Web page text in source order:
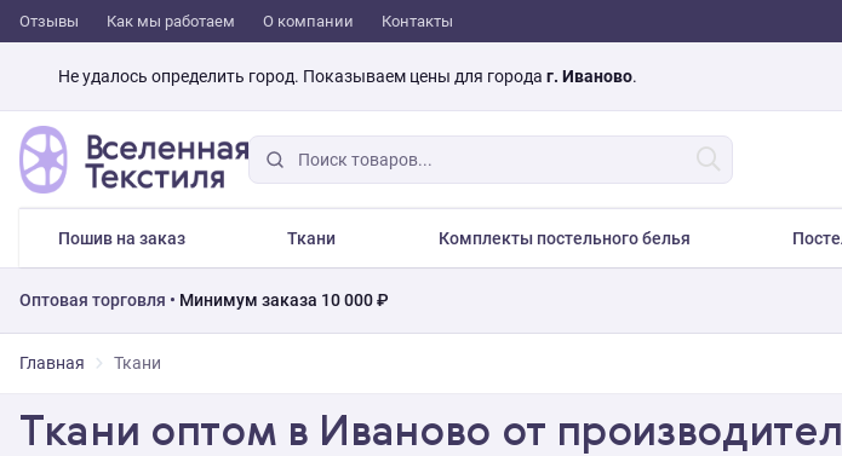
Отзывы Как мы работаем О компании Контакты
Не удалось определить город. Показываем цены для города г. Иваново.
Пошив на заказ Ткани Комплекты постельного белья
Оптовая торговля • Минимум заказа 10 000 ₽
Главная Ткани
Ткани оптом в Иваново от